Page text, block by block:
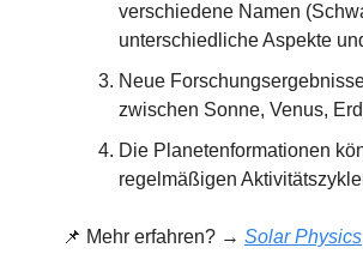
verschiedene Namen
unterschiedliche Aspekte
Neue
zwischen Sonne, Venus,
Die Planetenformationen
regelmäßigen
📌 Mehr erfahren? → Solar Physics